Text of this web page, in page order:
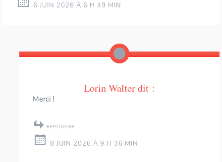
6 JUIN 2026 À 6 H 49 MIN
Lorin Walterdit :
Merci !
RÉPONDRE
8 JUIN 2026 À 9 H 36 MIN